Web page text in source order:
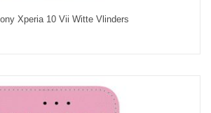
Xperia 10 Vii Witte Vlinders